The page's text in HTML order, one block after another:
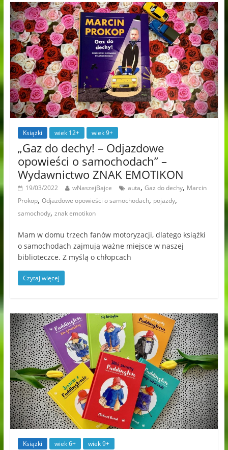
Książki wiek 12+ wiek 9+
„Gaz do dechy! – Odjazdowe
opowieści o samochodach” –
Wydawnictwo ZNAK EMOTIKON
19/03/2022 wNaszejBajce auta, Gaz do dechy, Marcin
Prokop, Odjazdowe opowieści o samochodach, pojazdy,
samochody, znak emotikon
Mam w domu trzech fanów motoryzacji, dlatego książki
o samochodach zajmują ważne miejsce w naszej
biblioteczce. Z myślą o chłopcach
Czytaj więcej
Książki wiek 6+ wiek 9+